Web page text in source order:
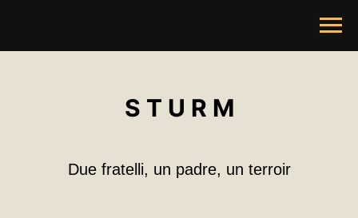
S T U R M
Due fratelli, un padre, un terroir